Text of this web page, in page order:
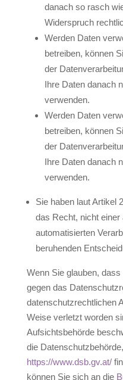
danach so rasch
Widerspruch
Werden Daten
betreiben, können
der
Ihre Daten danach
verwenden.
Werden Daten
betreiben, können
der
Ihre Daten danach
verwenden.
Sie haben laut Artikel
das Recht, nicht
automatisierten
beruhenden
Wenn Sie glauben,
gegen das
datenschutzrechtlichen
Weise verletzt worden
Aufsichtsbehörde
die
https://www.dsb.gv.at/
können Sie sich an die